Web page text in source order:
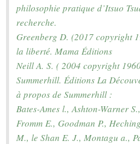
philosophie pratique d’Itsuo
recherche.
Greenberg D. (2017 copyright
la liberté. Mama Éditions
Neill A. S. ( 2004 copyright
Summerhill. Éditions La
à propos de Summerhill :
Bates-Ames l., Ashton-Warner
Fromm E., Goodman P.,
M., le Shan E. J., Montagu a.,